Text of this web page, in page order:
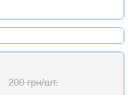
200 грн/шт.